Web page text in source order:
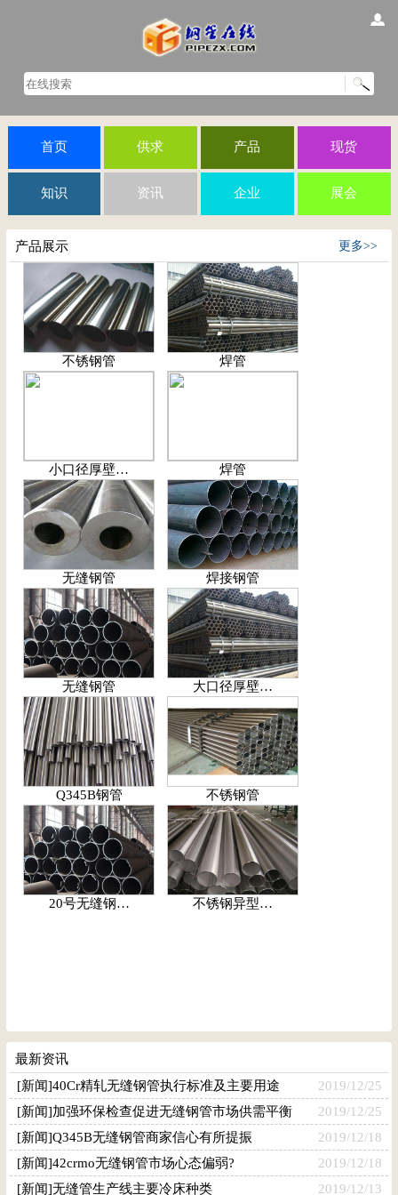
首页 供求 产品 现货
知识 资讯 企业 展会
产品展示 更多>>
不锈钢管 焊管
小口径厚壁… 焊管
无缝钢管 焊接钢管
无缝钢管 大口径厚壁…
Q345B钢管 不锈钢管
20号无缝钢… 不锈钢异型…
最新资讯
[新闻]40Cr精轧无缝钢管执行标准及主要用途
2019/12/25
[新闻]加强环保检查促进无缝钢管市场供需平衡
2019/12/25
[新闻]Q345B无缝钢管商家信心有所提振
2019/12/18
[新闻]42crmo无缝钢管市场心态偏弱?
2019/12/18
[新闻]无缝管生产线主要冷床种类
2019/12/13